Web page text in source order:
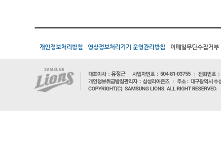
개인정보처리방침 영상정보처리기기 운영관리방침 이메일무단수집거부